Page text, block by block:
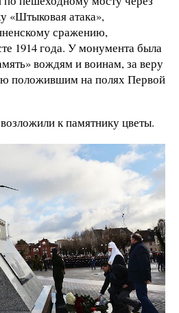
«Штыковая атака»,
сражению,
1914 года. У монумента была
вождям и воинам, за веру
положившим на полях Первой
к памятнику цветы.